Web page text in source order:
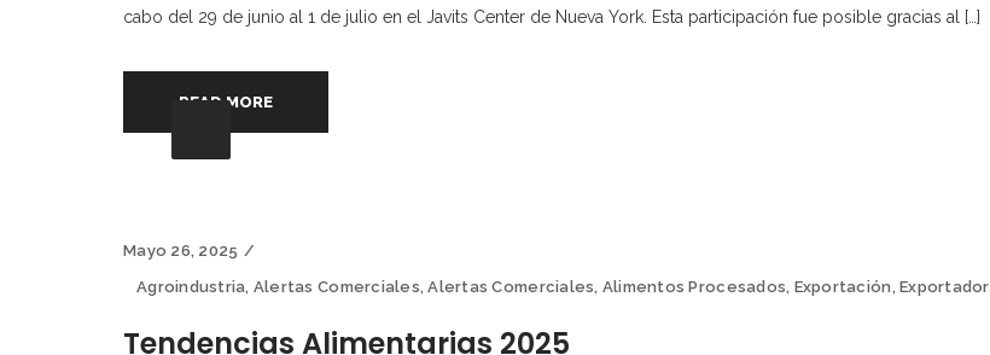
cabo del 29 de junio al 1 de julio en el Javits Center de Nueva York. Esta participación fue posible gracias al […]
READ MORE
Mayo 26, 2025
Agroindustria, Alertas Comerciales,Alertas Comerciales, Alimentos Procesados, Exportación,Exportador
Tendencias Alimentarias 2025